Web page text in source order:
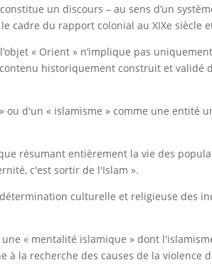
un discours – au sens d’un
cadre du rapport colonial au XIXe
« Orient » n’implique pas
historiquement construit et
ou d'un « islamisme » comme une
résumant entièrement la vie des
c'est sortir de l'Islam ».
culturelle et religieuse des
une « mentalité islamique » dont
à la recherche des causes de la